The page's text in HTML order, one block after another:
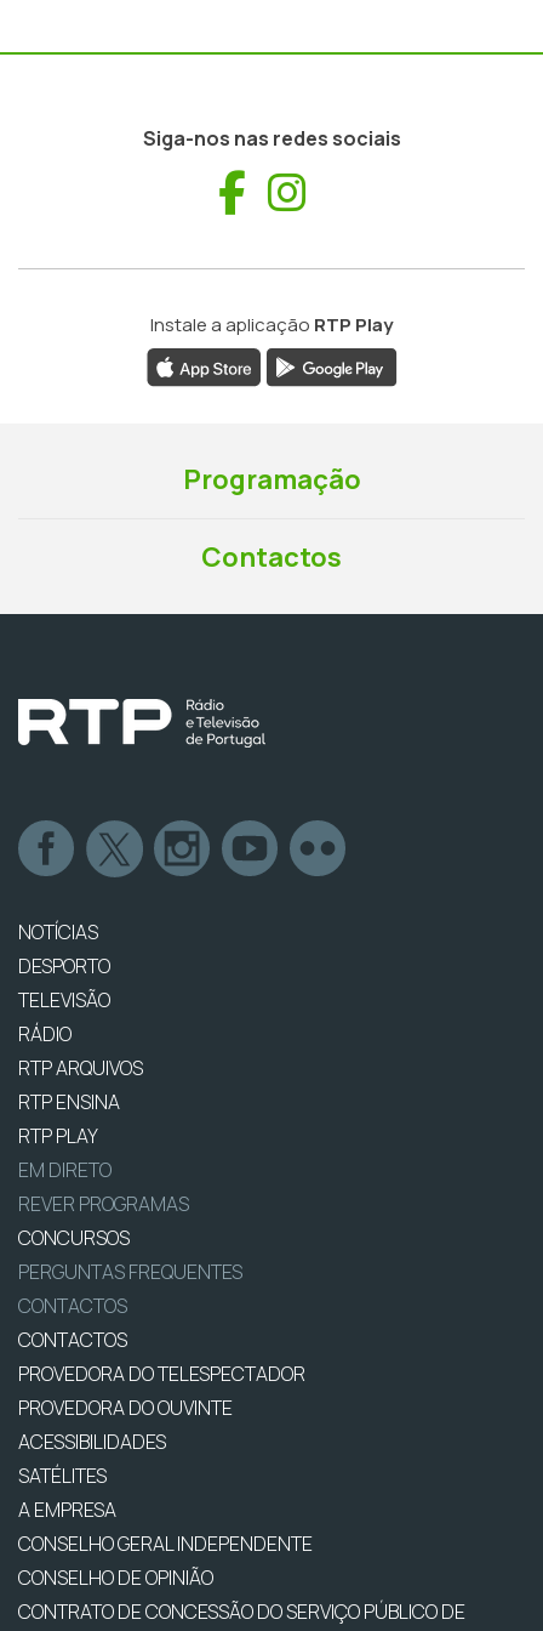
Siga-nos nas redes sociais
Facebook
Instale a aplicação RTP Play
Programação
Contactos
NOTÍCIAS
DESPORTO
TELEVISÃO
RÁDIO
RTP ARQUIVOS
RTP ENSINA
RTP PLAY
EM DIRETO
REVER PROGRAMAS
CONCURSOS
PERGUNTAS FREQUENTES
CONTACTOS
CONTACTOS
PROVEDORA DO TELESPECTADOR
PROVEDORA DO OUVINTE
ACESSIBILIDADES
SATÉLITES
A EMPRESA
CONSELHO GERAL INDEPENDENTE
CONSELHO DE OPINIÃO
CONTRATO DE CONCESSÃO DO SERVIÇO PÚBLICO DE